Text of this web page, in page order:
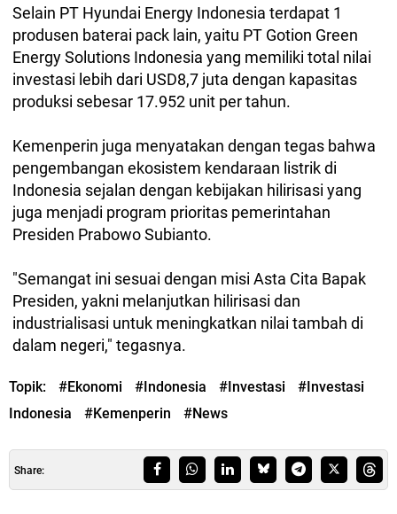
Selain PT Hyundai Energy Indonesia terdapat 1
produsen baterai pack lain, yaitu PT Gotion Green
Energy Solutions Indonesia yang memiliki total nilai
investasi lebih dari USD8,7 juta dengan kapasitas
produksi sebesar 17.952 unit per tahun.
Kemenperin juga menyatakan dengan tegas bahwa
pengembangan ekosistem kendaraan listrik di
Indonesia sejalan dengan kebijakan hilirisasi yang
juga menjadi program prioritas pemerintahan
Presiden Prabowo Subianto.
"Semangat ini sesuai dengan misi Asta Cita Bapak
Presiden, yakni melanjutkan hilirisasi dan
industrialisasi untuk meningkatkan nilai tambah di
dalam negeri," tegasnya.
Topik: #Ekonomi #Indonesia #Investasi
#Investasi
Indonesia
#Kemenperin #News
Share: